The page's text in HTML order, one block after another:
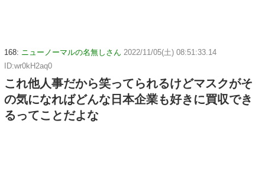
168: ニューノーマルの名無しさん 2022/11/05(土) 08:51:33.14
ID:wr0kH2aq0
これ他人事だから笑ってられるけどマスクがそ
の気になればどんな日本企業も好きに買収でき
るってことだよな